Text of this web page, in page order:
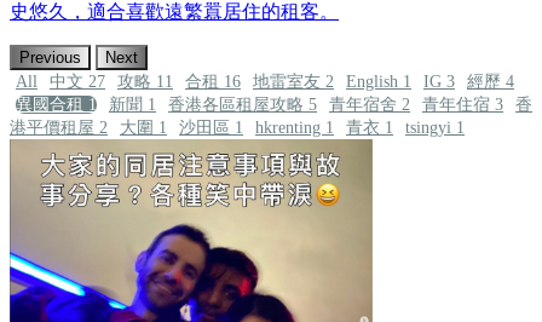
史悠久，適合喜歡遠繁囂居住的租客。
Previous
Next
All
中文 27 攻略 11 合租 16 地雷室友 2 English 1 IG 3 經歷 4
異國合租 1 新聞 1 香港各區租屋攻略 5 青年宿舍 2 青年住宿 3
香
港平價租屋 2 大圍 1 沙田區 1 hkrenting 1 青衣 1 tsingyi 1